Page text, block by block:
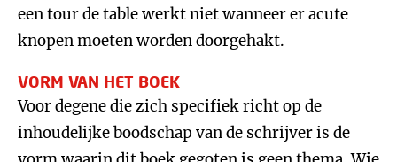
een tour de table werkt niet wanneer er acute
knopen moeten worden doorgehakt.
VORM VAN HET BOEK
Voor degene die zich specifiek richt op de
inhoudelijke boodschap van de schrijver is de